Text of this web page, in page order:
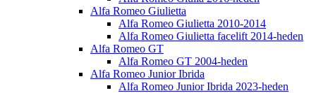
Alfa Romeo Giulietta
Alfa Romeo Giulietta 2010-2014
Alfa Romeo Giulietta facelift 2014-heden
Alfa Romeo GT
Alfa Romeo GT 2004-heden
Alfa Romeo Junior Ibrida
Alfa Romeo Junior Ibrida 2023-heden